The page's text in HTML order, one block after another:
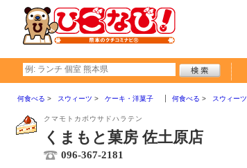
何食べる スウィーツ ケーキ・洋菓子 何食べる スウィーツ
クマモトカボウサドハラテン
くまもと菓房 佐土原店
096-367-2181